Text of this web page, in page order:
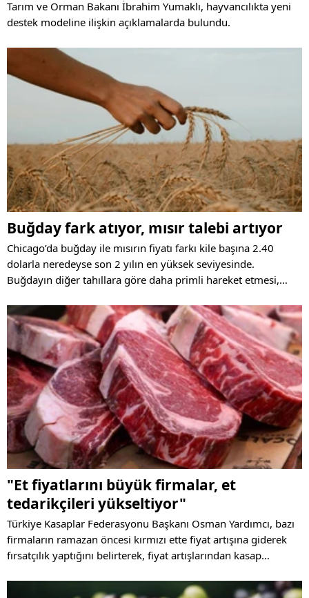
Tarım ve Orman Bakanı İbrahim Yumaklı, hayvancılıkta yeni
destek modeline ilişkin açıklamalarda bulundu.
Buğday fark atıyor, mısır talebi artıyor
Chicago’da buğday ile mısırın fiyatı farkı kile başına 2.40
dolarla neredeyse son 2 yılın en yüksek seviyesinde.
Buğdayın diğer tahıllara göre daha primli hareket etmesi,
"Et fiyatlarını büyük firmalar, et
tedarikçileri yükseltiyor"
Türkiye Kasaplar Federasyonu Başkanı Osman Yardımcı, bazı
firmaların ramazan öncesi kırmızı ette fiyat artışına giderek
fırsatçılık yaptığını belirterek, fiyat artışlarından kasap